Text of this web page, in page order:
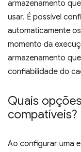
armazenamento
usar. É possível
automaticamente
momento da
armazenamento
confiabilidade do
Quais
compatíveis?
Ao configurar uma